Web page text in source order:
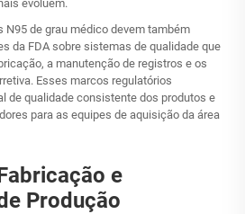
evoluem.
N95 de grau médico devem também
da FDA sobre sistemas de qualidade que
a manutenção de registros e os
Esses marcos regulatórios
de qualidade consistente dos produtos e
para as equipes de aquisição da área
e
Produção